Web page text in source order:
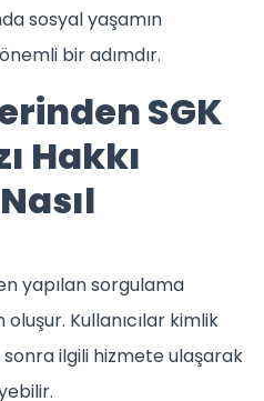
sosyal yaşamın
bir adımdır.
SGK
Hakkı
yapılan sorgulama
Kullanıcılar kimlik
ilgili hizmete ulaşarak